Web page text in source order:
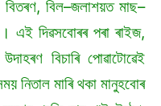
বিতৰণ, বিল–জলাশয়ত মাছ–
এই দিৱসবোৰৰ পৰা ৰাইজ,
বিচাৰি পোৱাটোৱেই
নিতাল মাৰি থকা মানুহবোৰ